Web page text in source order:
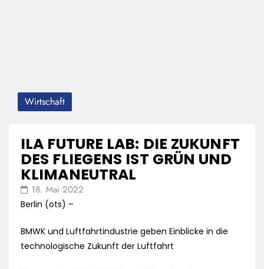
Wirtschaft
ILA FUTURE LAB: DIE ZUKUNFT
DES FLIEGENS IST GRÜN UND
KLIMANEUTRAL
18. Mai 2022
Berlin (ots) –
BMWK und Luftfahrtindustrie geben Einblicke in die
technologische Zukunft der Luftfahrt